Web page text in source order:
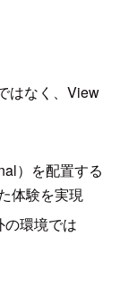
はなく、View
）を配置する
体験を実現
環境では